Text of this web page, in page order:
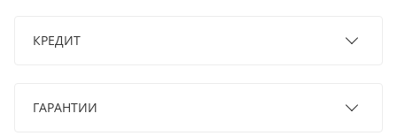
КРЕДИТ
ГАРАНТИИ